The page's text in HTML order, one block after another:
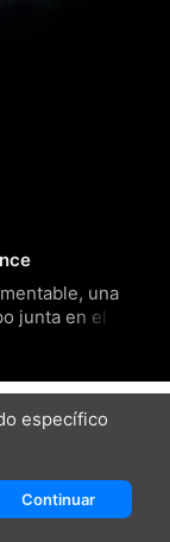
una
junta en el
con
derechos
específico
Continuar